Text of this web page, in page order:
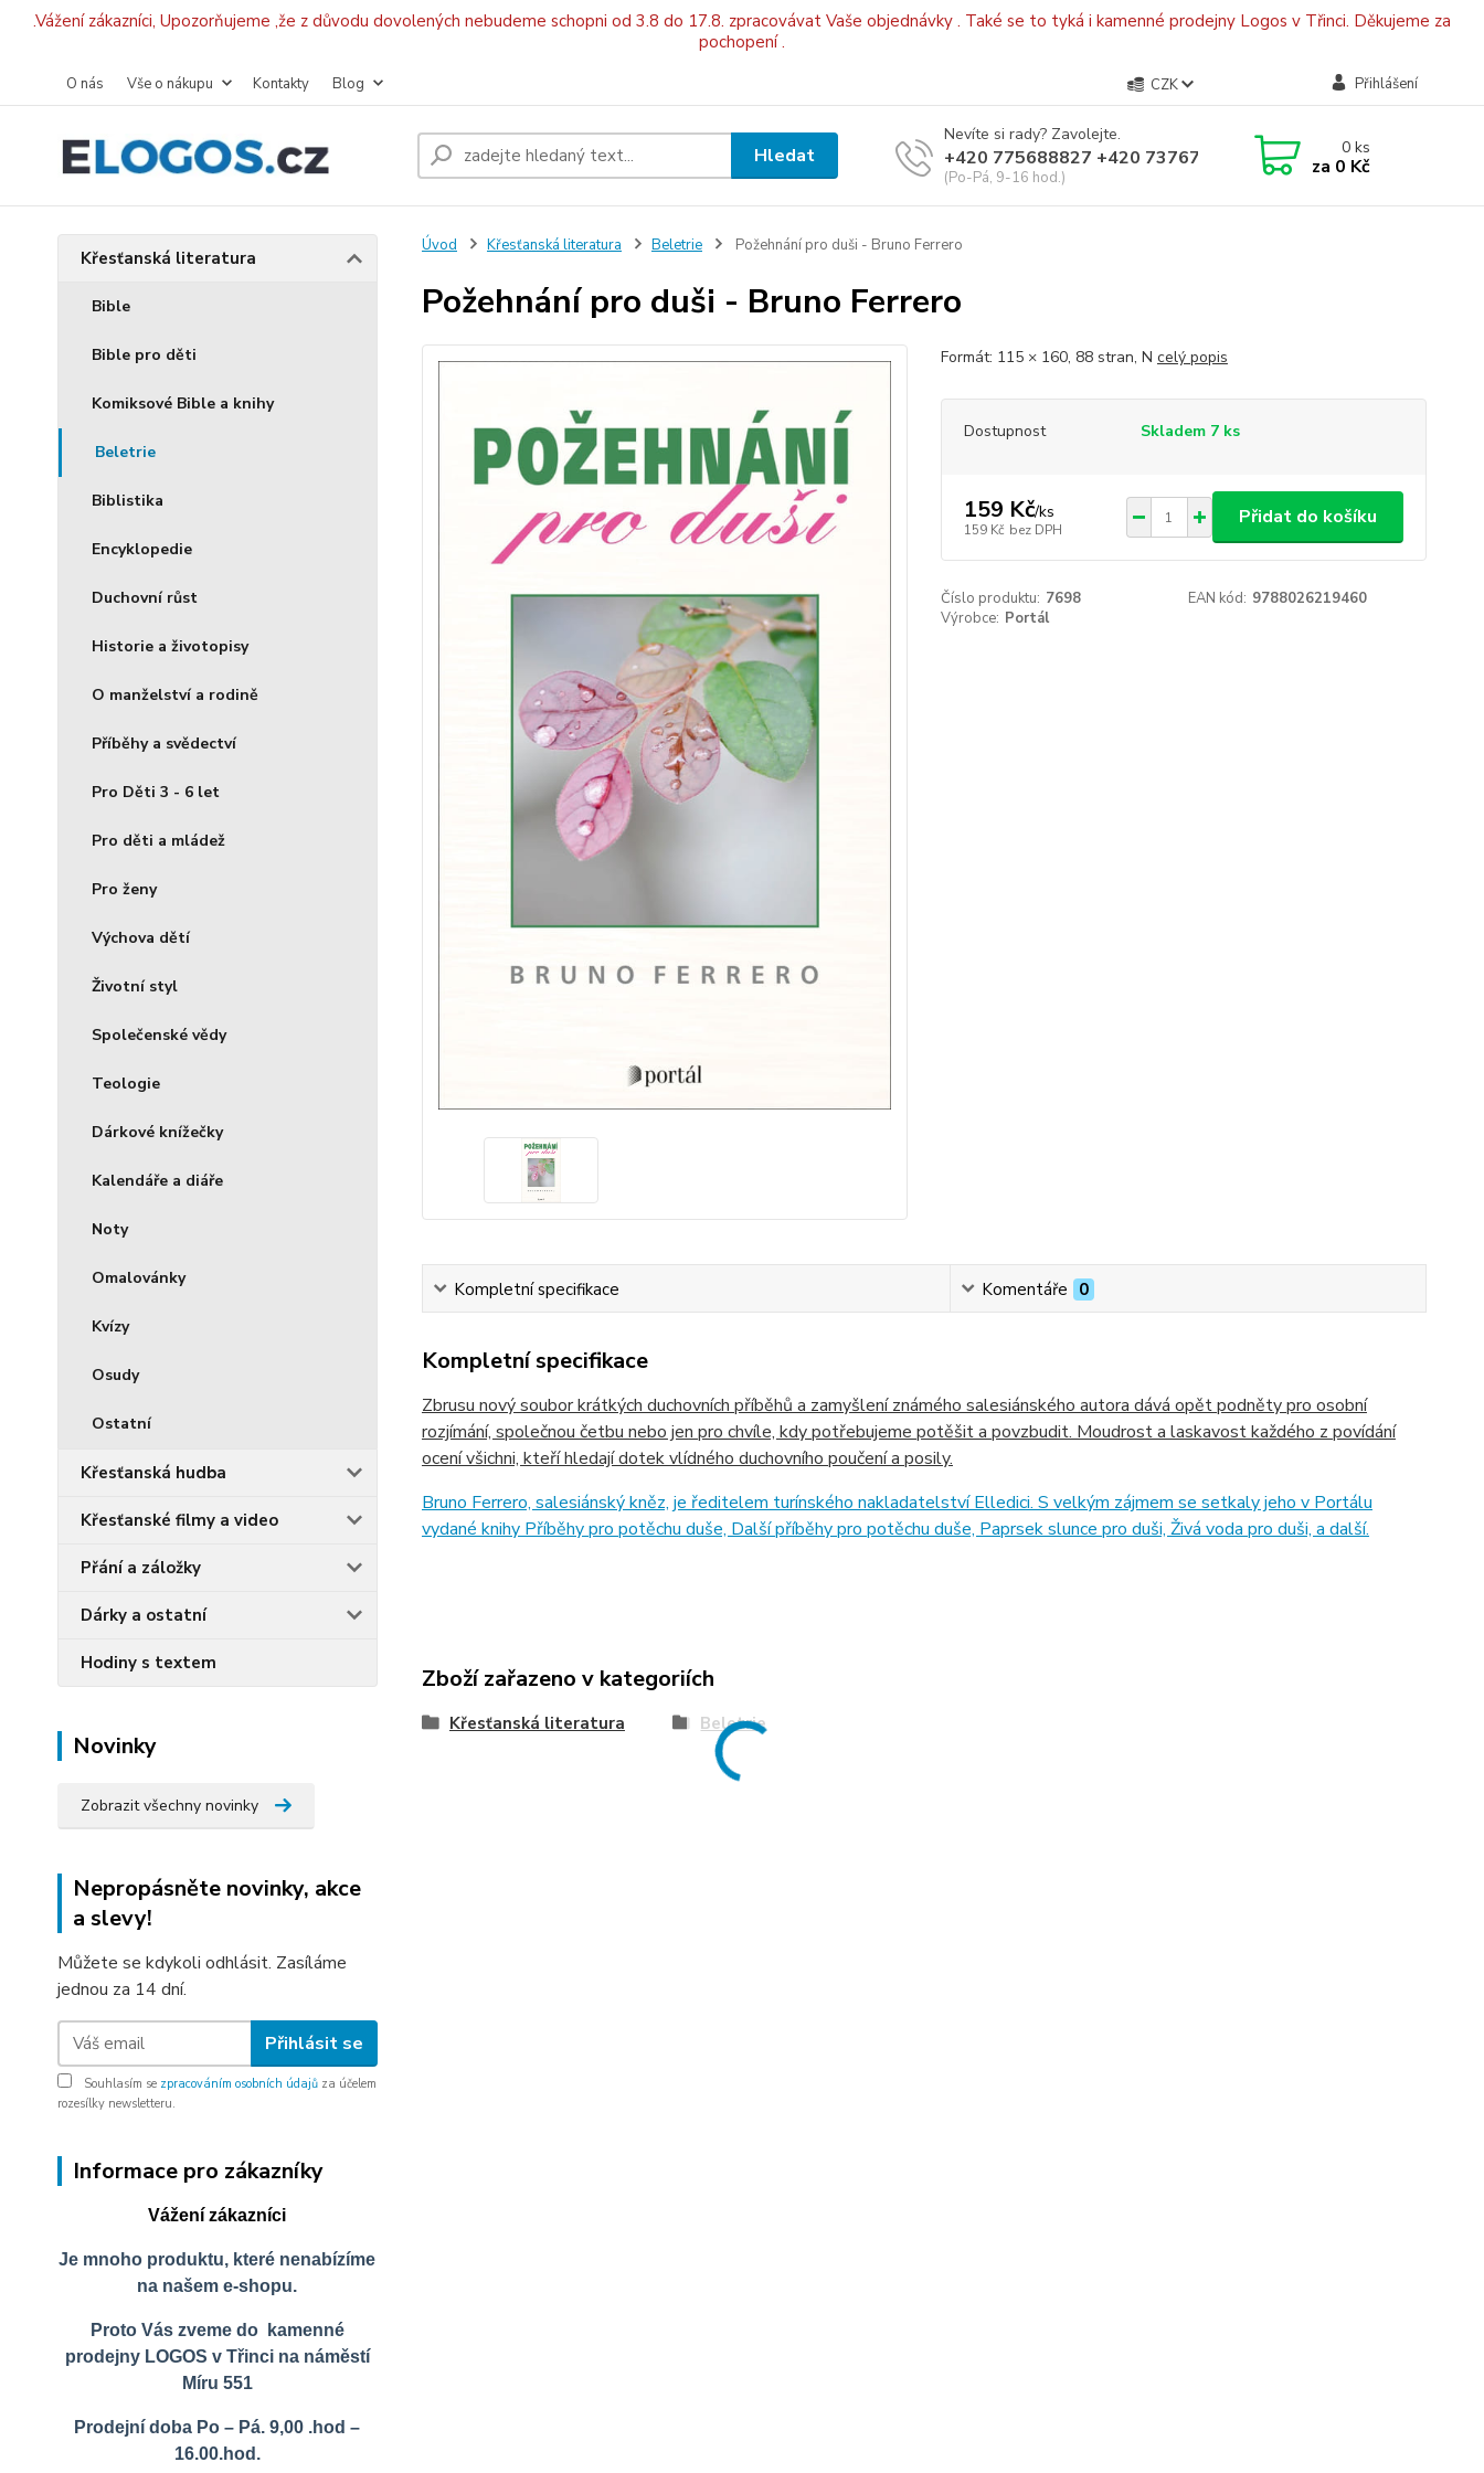
.Vážení zákazníci, Upozorňujeme ,že z důvodu dovolených nebudeme schopni od 3.8 do 17.8. zpracovávat Vaše objednávky . Také se to tyká i kamenné prodejny Logos v Třinci. Děkujeme za
pochopení .
O nás Vše o nákupu Kontakty Blog CZK Přihlášení
Hledat
Nevíte si rady? Zavolejte.
+420 775688827 +420 737670415
(Po-Pá, 9-16 hod.)
0ks
za 0 Kč
Křesťanská literatura
Bible
Bible pro děti
Komiksové Bible a knihy
Beletrie
Biblistika
Encyklopedie
Duchovní růst
Historie a životopisy
O manželství a rodině
Příběhy a svědectví
Pro Děti 3 - 6 let
Pro děti a mládež
Pro ženy
Výchova dětí
Životní styl
Společenské vědy
Teologie
Dárkové knížečky
Kalendáře a diáře
Noty
Omalovánky
Kvízy
Osudy
Ostatní
Křesťanská hudba
Křesťanské filmy a video
Přání a záložky
Dárky a ostatní
Hodiny s textem
Novinky
Zobrazit všechny novinky
Nepropásněte novinky, akce
a slevy!
Můžete se kdykoli odhlásit. Zasíláme
jednou za 14 dní.
Přihlásit se
Souhlasím se zpracováním osobních údajů za účelem
rozesílky newsletteru.
Informace pro zákazníky
Vážení zákazníci
Je mnoho produktu, které nenabízíme
na našem e-shopu.
Proto Vás zveme do kamenné
prodejny LOGOS v Třinci na náměstí
Míru 551
Prodejní doba Po – Pá. 9,00 .hod –
16.00.hod.
Úvod Křesťanská literatura Beletrie Požehnání pro duši - Bruno Ferrero
Požehnání pro duši - Bruno Ferrero
Formát: 115 × 160, 88 stran, N celý popis
Dostupnost Skladem 7 ks
159 Kč/ks
159 Kč bez DPH
Přidat do košíku
Číslo produktu: 7698 EAN kód: 9788026219460
Výrobce: Portál
Kompletní specifikace Komentáře 0
Kompletní specifikace
Zbrusu nový soubor krátkých duchovních příběhů a zamyšlení známého salesiánského autora dává opět podněty pro osobní
rozjímání, společnou četbu nebo jen pro chvíle, kdy potřebujeme potěšit a povzbudit. Moudrost a laskavost každého z povídání
ocení všichni, kteří hledají dotek vlídného duchovního poučení a posily.
Bruno Ferrero, salesiánský kněz, je ředitelem turínského nakladatelství Elledici. S velkým zájmem se setkaly jeho v Portálu
vydané knihy Příběhy pro potěchu duše, Další příběhy pro potěchu duše, Paprsek slunce pro duši, Živá voda pro duši, a další.
Zboží zařazeno v kategoriích
Křesťanská literatura Beletrie